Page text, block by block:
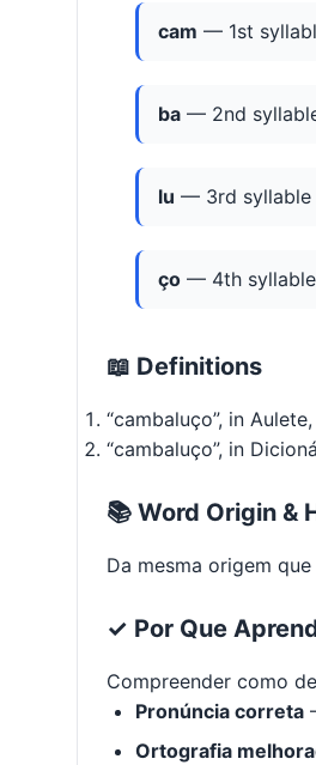
cam — 1st
ba — 2nd
lu — 3rd syllable
ço — 4th syllable
📖 Definitions
“cambaluço”, in
“cambaluço”, in
📚 Word Origin &
Da mesma origem
✓ Por Que
Compreender como
Pronúncia correta
Ortografia